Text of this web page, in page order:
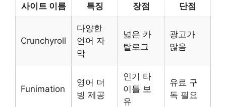
사이트 이름 특징 장점 단점
Crunchyroll
다양한
언어 자
막
넓은 카
탈로그
광고가
많음
Funimation
영어 더
빙 제공
인기 타
이틀 보
유
유료 구
독 필요